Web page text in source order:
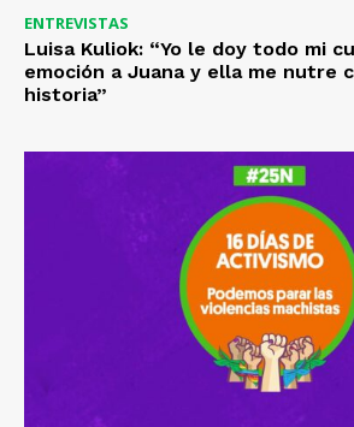
ENTREVISTAS
Luisa Kuliok: “Yo le doy todo mi
emoción a Juana y ella me nutre
historia”